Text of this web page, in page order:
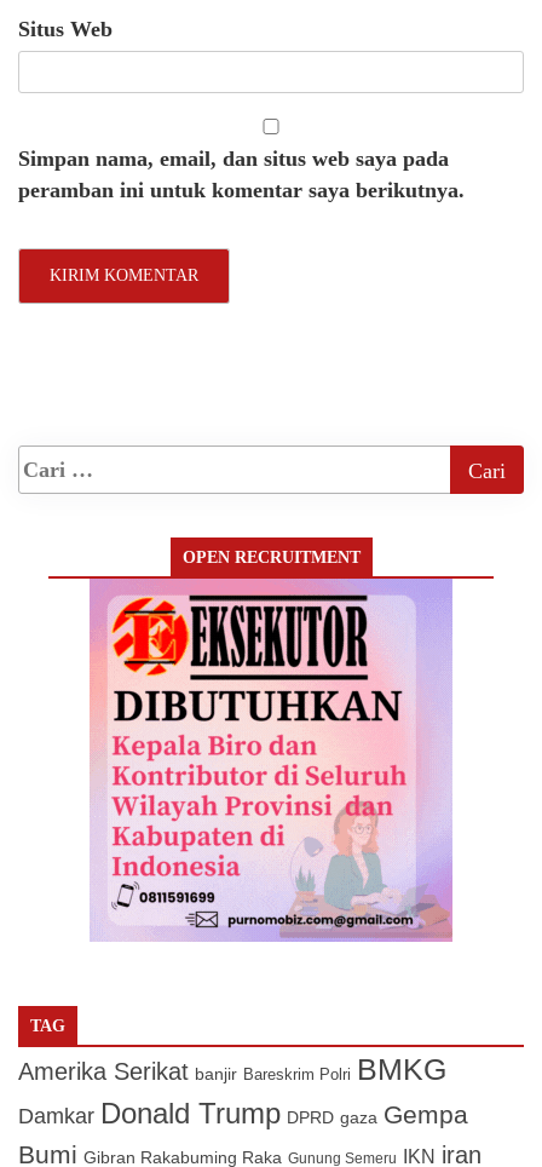
Situs Web
Simpan nama, email, dan situs web saya pada
peramban ini untuk komentar saya berikutnya.
OPEN RECRUITMENT
TAG
Amerika Serikat banjir Bareskrim Polri BMKG
Damkar Donald Trump DPRD gaza Gempa
Bumi Gibran Rakabuming Raka Gunung Semeru IKN iran